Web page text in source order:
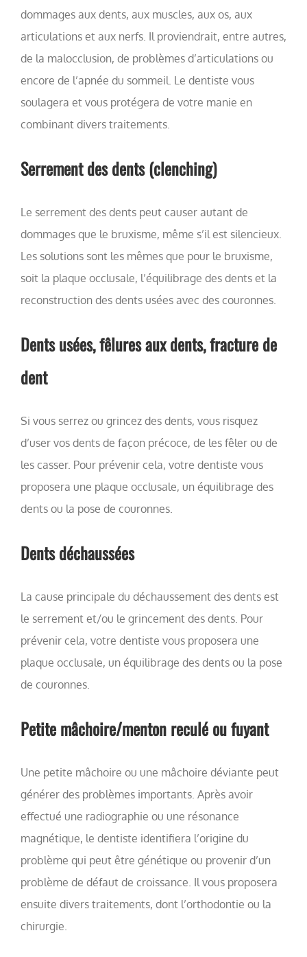
dommages aux dents, aux muscles, aux os, aux
articulations et aux nerfs. Il proviendrait, entre autres,
de la malocclusion, de problèmes d’articulations ou
encore de l’apnée du sommeil. Le dentiste vous
soulagera et vous protégera de votre manie en
combinant divers traitements.
Serrement des dents (clenching)
Le serrement des dents peut causer autant de
dommages que le bruxisme, même s’il est silencieux.
Les solutions sont les mêmes que pour le bruxisme,
soit la plaque occlusale, l’équilibrage des dents et la
reconstruction des dents usées avec des couronnes.
Dents usées, fêlures aux dents, fracture de
dent
Si vous serrez ou grincez des dents, vous risquez
d’user vos dents de façon précoce, de les fêler ou de
les casser. Pour prévenir cela, votre dentiste vous
proposera une plaque occlusale, un équilibrage des
dents ou la pose de couronnes.
Dents déchaussées
La cause principale du déchaussement des dents est
le serrement et/ou le grincement des dents. Pour
prévenir cela, votre dentiste vous proposera une
plaque occlusale, un équilibrage des dents ou la pose
de couronnes.
Petite mâchoire/menton reculé ou fuyant
Une petite mâchoire ou une mâchoire déviante peut
générer des problèmes importants. Après avoir
effectué une radiographie ou une résonance
magnétique, le dentiste identifiera l’origine du
problème qui peut être génétique ou provenir d’un
problème de défaut de croissance. Il vous proposera
ensuite divers traitements, dont l’orthodontie ou la
chirurgie.